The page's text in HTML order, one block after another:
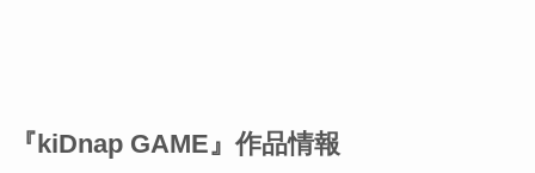
『kiDnap GAME』作品情報